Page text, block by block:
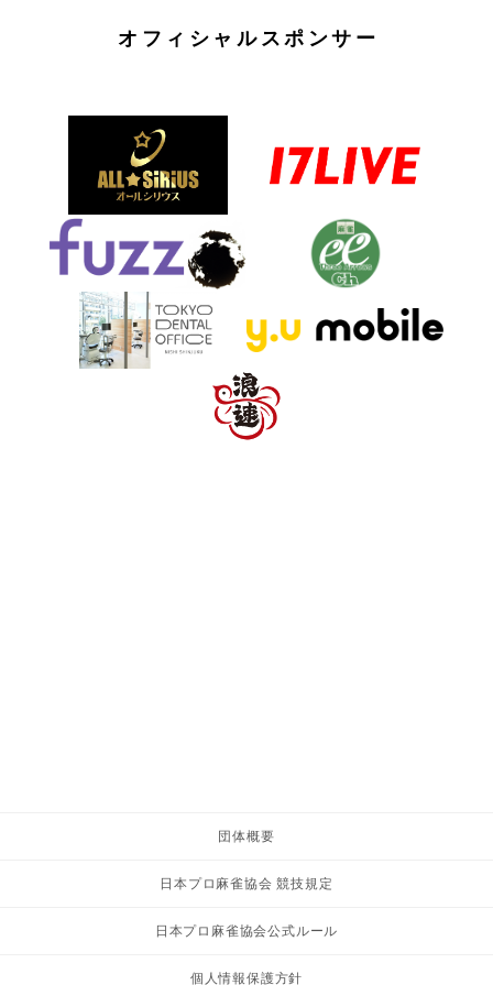
オフィシャルスポンサー
団体概要
日本プロ麻雀協会 競技規定
日本プロ麻雀協会公式ルール
個人情報保護方針